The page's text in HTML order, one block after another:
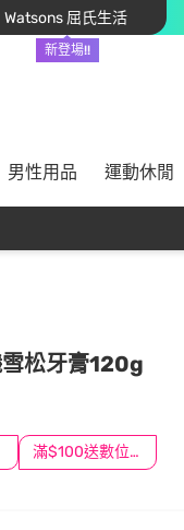
Watsons 屈氏生活
新登場!!
男性用品 運動休閒
松牙膏120g
滿$100送數位印花